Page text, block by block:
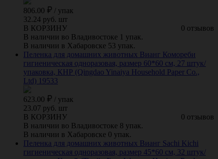
806.00 / упак
32.24 руб. шт
0 отзывов
В КОРЗИНУ
В наличии во Владивостоке 1 упак.
В наличии в Хабаровске 53 упак.
Пеленка для домашних животных Вианг Комореби
гигиеническая одноразовая, размер 60*60 см, 27 штук/
упаковка, КНР (Qingdao Yinaiya Household Paper Co.,
Ltd) 19533
623.00 / упак
23.07 руб. шт
0 отзывов
В КОРЗИНУ
В наличии во Владивостоке 8 упак.
В наличии в Хабаровске 0 упак.
Пеленка для домашних животных Вианг Sachi Kichi
гигиеническая одноразовая, размер 45*60 см, 32 штук/